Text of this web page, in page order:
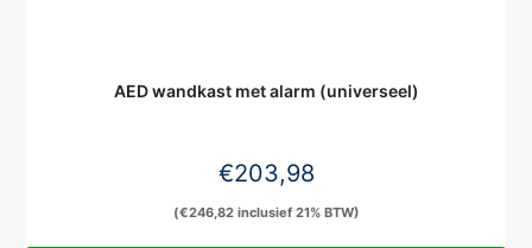
AED wandkast met alarm (universeel)
€203,98
(€246,82inclusief 21% BTW)